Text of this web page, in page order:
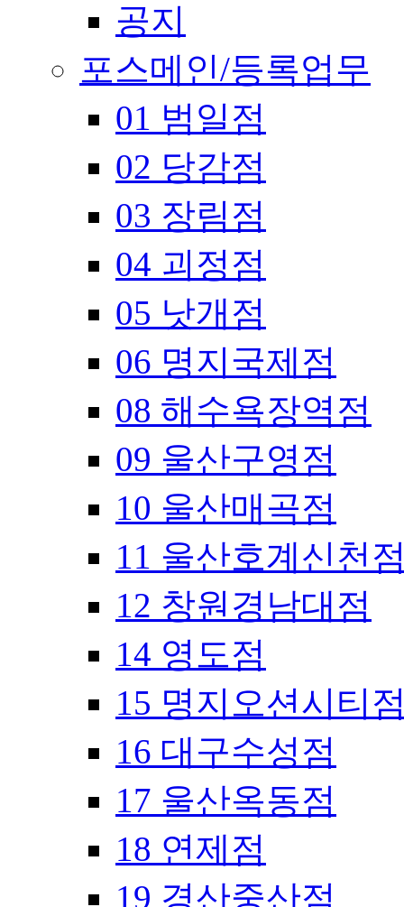
공지
포스메인/등록업무
01 범일점
02 당감점
03 장림점
04 괴정점
05 낫개점
06 명지국제점
08 해수욕장역점
09 울산구영점
10 울산매곡점
11 울산호계신천
12 창원경남대점
14 영도점
15 명지오션시티
16 대구수성점
17 울산옥동점
18 연제점
19 경산중산점